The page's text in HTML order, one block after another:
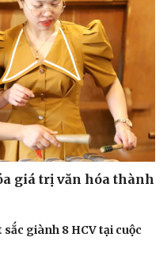
giá trị văn hóa thành
giành 8 HCV tại cuộc